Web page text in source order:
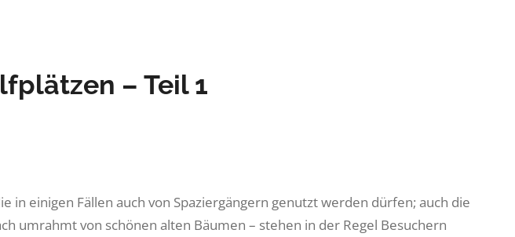
– Teil 1
in einigen Fällen auch von Spaziergängern genutzt werden dürfen; auch die
umrahmt von schönen alten Bäumen – stehen in der Regel Besuchern